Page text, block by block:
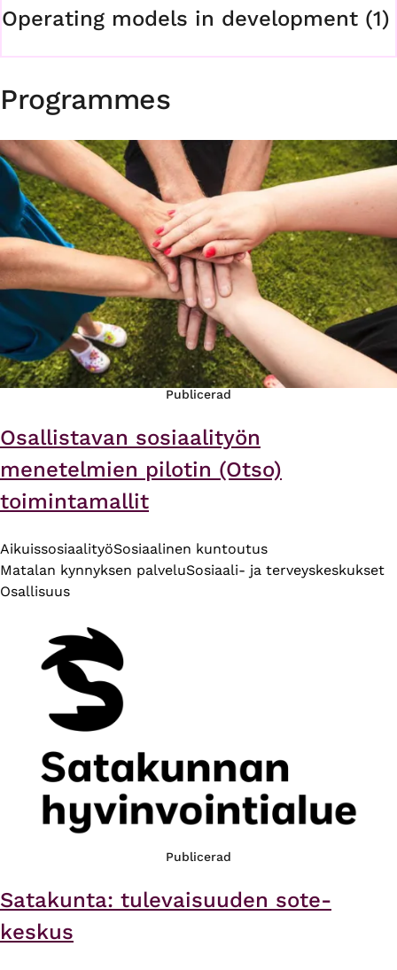
Operating models in development (1)
Programmes
Publicerad
Osallistavan sosiaalityön
menetelmien pilotin (Otso)
toimintamallit
AikuissosiaalityöSosiaalinen kuntoutus
Matalan kynnyksen palveluSosiaali- ja terveyskeskukset
Osallisuus
Publicerad
Satakunta: tulevaisuuden sote-
keskus